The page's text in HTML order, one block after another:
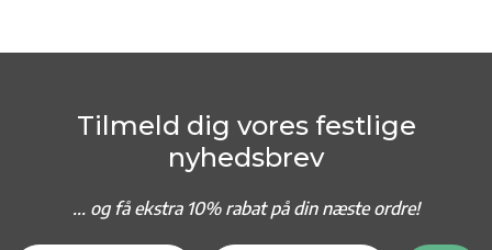
Tilmeld dig vores festlige
nyhedsbrev
... og få ekstra 10% rabat på din næste ordre!